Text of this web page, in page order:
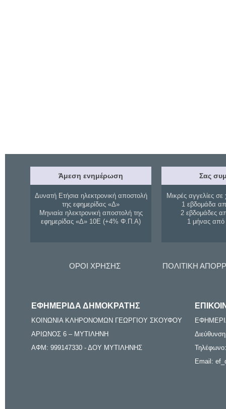
Άμεση ενημέρωση
Δυνατή Ετήσια ηλεκτρονική αποστολή
της εφημερίδας «Δ»
Μηνιαία ηλεκτρονική αποστολή της
εφημερίδας «Δ» 10Ε (+4% Φ.Π.Α)
Σας
Μικρές αγγελίες σε
1 εβδομάδα
2 εβδομάδες
1 μήνας
ΟΡΟΙ ΧΡΗΣΗΣ ΠΟΛΙΤΙΚΗ
ΕΦΗΜΕΡΙΔΑ ΔΗΜΟΚΡΑΤΗΣ
ΚΟΙΝΩΝΙΑ ΚΛΗΡΟΝΟΜΩΝ ΓΕΩΡΓΙΟΥ ΣΚΟΥΦΟΥ
ΑΡΙΩΝΟΣ 6 – ΜΥΤΙΛΗΝΗ
ΑΦΜ: 999147330 - ΔΟΥ ΜΥΤΙΛΗΝΗΣ
Email: